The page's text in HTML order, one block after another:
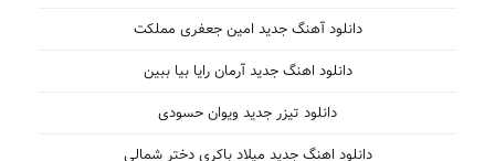
دانلود آهنگ جدید امین جعفری مملکت
دانلود اهنگ جدید آرمان رایا بیا ببین
دانلود تیزر جدید ویوان حسودی
دانلود اهنگ جدید میلاد باکری دختر شمالی